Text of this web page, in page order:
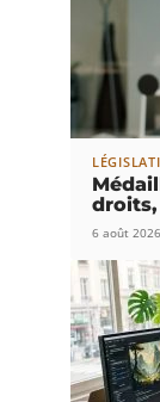
6 août 2026